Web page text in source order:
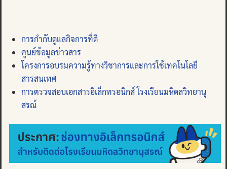
การกำกับดูแลกิจการที่ดี
ศูนย์ข้อมูลข่าวสาร
โครงการอบรมความรู้ทางวิชาการและการใช้เทคโนโลยี
สารสนเทศ
การตรวจสอบเอกสารอิเล็กทรอนิกส์ โรงเรียนมหิดลวิทยานุ
สรณ์